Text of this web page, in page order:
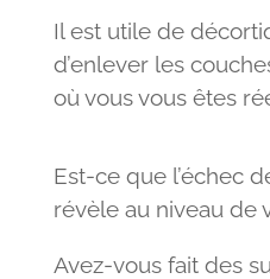
Il est utile de
d’enlever les
où vous vous êtes
Est-ce que l’échec
révèle au niveau de
Avez-vous fait des